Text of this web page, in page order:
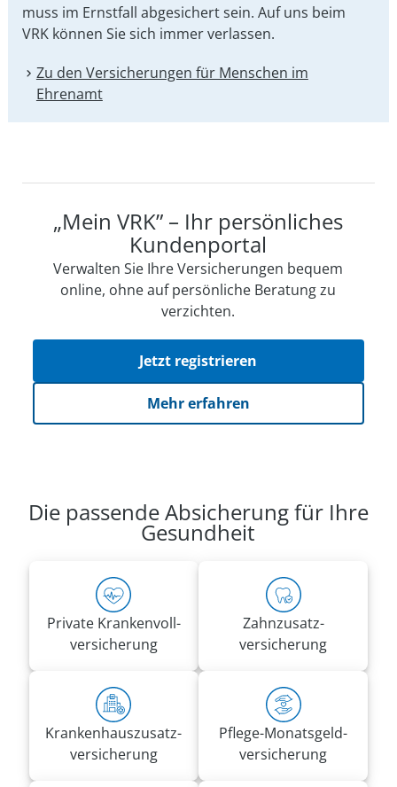
muss im Ernstfall abgesichert sein. Auf uns beim
VRK können Sie sich immer verlassen.
Zu den Versicherungen für Menschen im
Ehrenamt
„Mein VRK” – Ihr persönliches
Kundenportal
Verwalten Sie Ihre Versicherungen bequem
online, ohne auf persön­li­che Beratung zu
verzichten.
Jetzt registrieren
Mehr erfahren
Die passende Absicherung für Ihre
Gesundheit
Private Kranken­voll­
versicherung
Zahnzusatz­
versicherung
Kranken­haus­zusatz­­
versicherung
Pflege-Monatsgeld­
versicherung